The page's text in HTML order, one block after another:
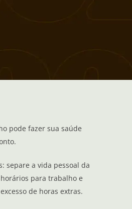
pode fazer sua saúde
separe a vida pessoal da
para trabalho e
de horas extras.